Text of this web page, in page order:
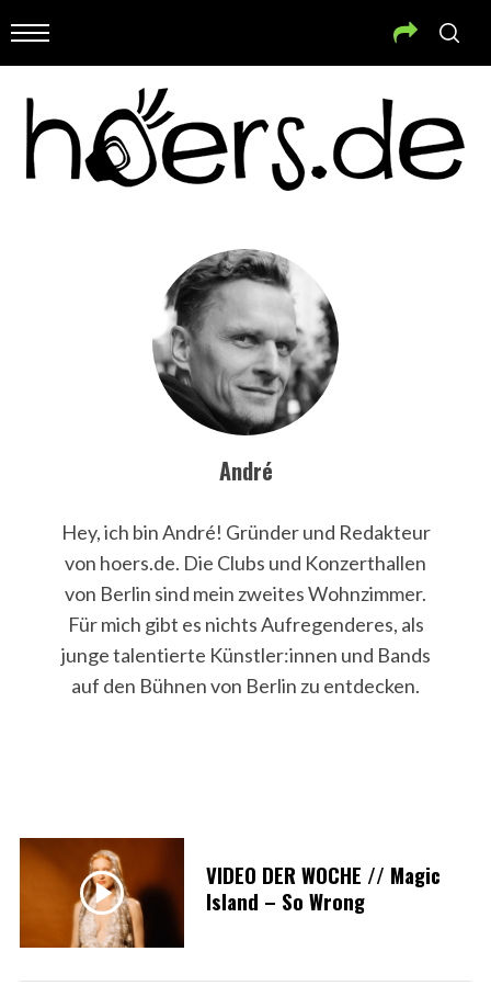
André
Hey, ich bin André! Gründer und Redakteur
von hoers.de. Die Clubs und Konzerthallen
von Berlin sind mein zweites Wohnzimmer.
Für mich gibt es nichts Aufregenderes, als
junge talentierte Künstler:innen und Bands
auf den Bühnen von Berlin zu entdecken.
VIDEO DER WOCHE // Magic
Island – So Wrong